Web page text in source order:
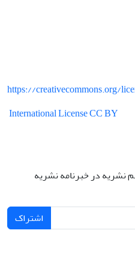
https://creativecommons.org/
International License CC BY
نشریه در خبرنامه نشریه
اشتراک